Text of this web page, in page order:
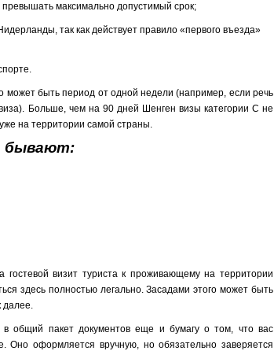
максимально допустимый срок;
так как действует правило «первого въезда»
может быть период от одной недели (например, если речь
Больше, чем на 90 дней Шенген визы категории С не
на территории самой страны.
бывают:
гостевой визит туриста к проживающему на территории
здесь полностью легально. Засадами этого может быть
общий пакет документов еще и бумагу о том, что вас
Оно оформляется вручную, но обязательно заверяется